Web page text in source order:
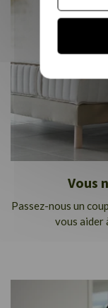
Vous
Passez-nous un
vous aider